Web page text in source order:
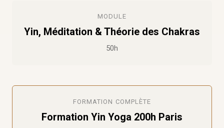
MODULE
Yin, Méditation & Théorie des Chakras
50h
FORMATION COMPLÈTE
Formation Yin Yoga 200h Paris